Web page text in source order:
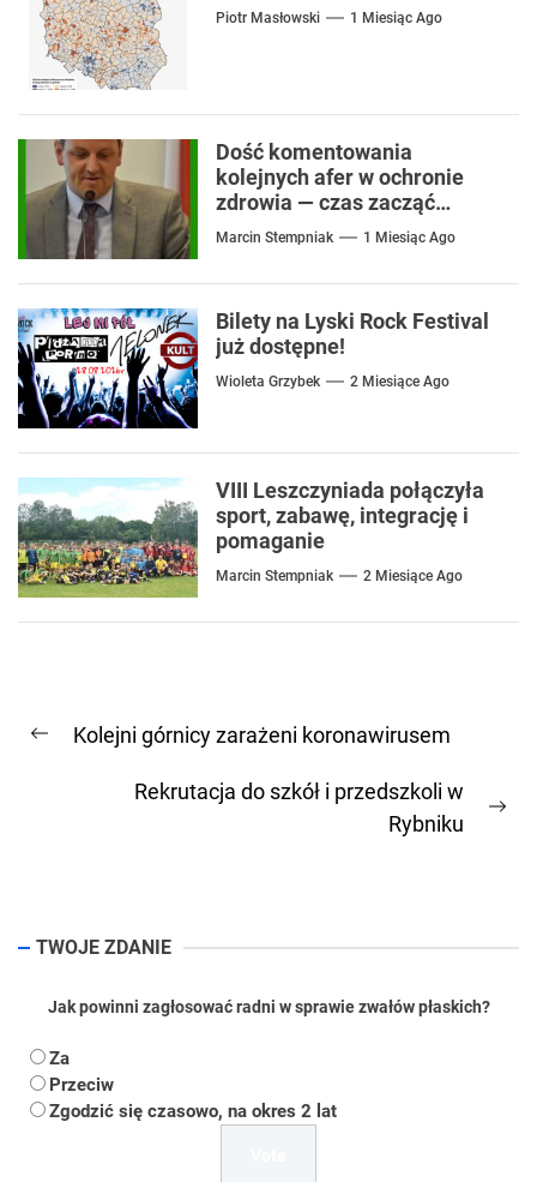
Piotr Masłowski 1 Miesiąc Ago
Dość komentowania
kolejnych afer w ochronie
zdrowia — czas zacząć
mówić o rozwiązaniach
Marcin Stempniak 1 Miesiąc Ago
Bilety na Lyski Rock Festival
już dostępne!
Wioleta Grzybek 2 Miesiące Ago
VIII Leszczyniada połączyła
sport, zabawę, integrację i
pomaganie
Marcin Stempniak 2 Miesiące Ago
wpisu
Previous
Kolejni górnicy zarażeni koronawirusem
Rekrutacja do szkół i przedszkoli w
Rybniku
TWOJE ZDANIE
Jak powinni zagłosować radni w sprawie zwałów płaskich?
Za
Przeciw
Zgodzić się czasowo, na okres 2 lat